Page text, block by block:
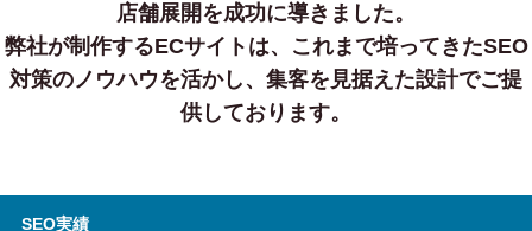
店舗展開を成功に導きました。
弊社が制作するECサイトは、これまで培ってきたSEO
対策のノウハウを活かし、集客を見据えた設計でご提
供しております。
SEO実績